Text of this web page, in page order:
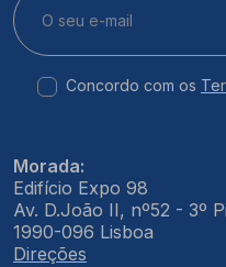
Concordo com os
Morada:
Edifício Expo 98
Av. D.João II, nº52 - 3º
1990-096 Lisboa
Direções